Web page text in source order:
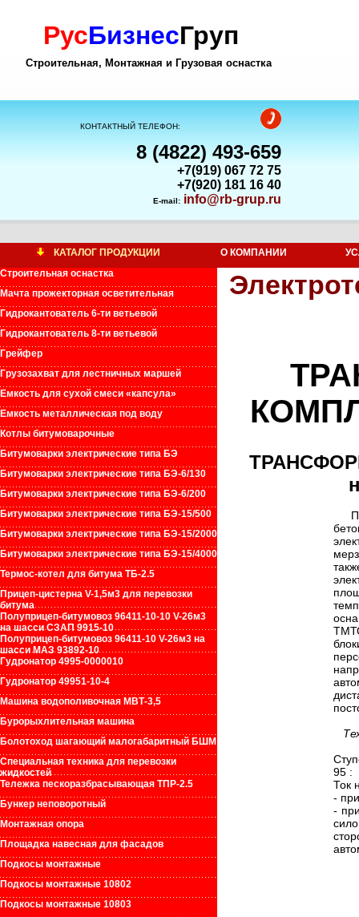
РусБизнесГруп
Строительная, Монтажная и Грузовая оснастка
КОНТАКТНЫЙ ТЕЛЕФОН:
8 (4822) 493-659
+7(919) 067 72 75
+7(920) 181 16 40
E-mail: info@rb-grup.ru
КАТАЛОГ ПРОДУКЦИИ О КОМПАНИИ
Строительная оснастка
Мачта прожекторная осветительная
Гидрокантователь 6-ти ветьевой
Гидрокантователь 8-ти ветьевой
Грейфер
Грузозахват для лестничных маршей
Емкость для сухой смеси «капсула»
Емкость металлическая под воду
Котлы битумоварочные
Битумоварки электрические типа БЭ
Битумоварки электрические типа БЭ-6/130
Битумоварки электрические типа БЭ-6/200
Битумоварки электрические типа БЭ-15/500
Битумоварки электрические типа БЭ-15/2000
Битумоварки электрические типа БЭ-15/4000
Термос-котел для битума ТБ-2.5
Прицеп-цистерна V-1,5м3 для перевозки
битума
Полуприцеп-битумовоз 96411-10-10 V-26м3
на шасси СЗАП 9915-10
Полуприцеп-битумовоз 96411-10 V-26м3 на
шасси МАЗ 93892-10
Гудронатор 4995-0000010
Гудронатор 49951-10-4
Машина водополивочная МВТ-3,5
Бурорыхлительная машина
Болотоход шагающий малогабаритный БШМ
Специальная техника для перевозки
жидкостей
Тележка пескоразбрасывающая ТПР-2.5
Бункер неповоротный
Монтажная опора
Площадка навесная для фасадов
Подкосы монтажные
Подкосы монтажные 10802
Подкосы монтажные 10803
95 :
Ток
-
-